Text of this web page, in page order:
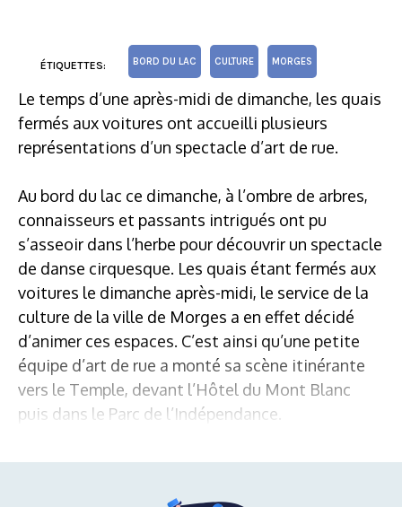
ÉTIQUETTES: BORD DU LAC CULTURE MORGES
Le temps d’une après-midi de dimanche, les quais
fermés aux voitures ont accueilli plusieurs
représentations d’un spectacle d’art de rue.
Au bord du lac ce dimanche, à l’ombre de arbres,
connaisseurs et passants intrigués ont pu
s’asseoir dans l’herbe pour découvrir un spectacle
de danse cirquesque. Les quais étant fermés aux
voitures le dimanche après-midi, le service de la
culture de la ville de Morges a en effet décidé
d’animer ces espaces. C’est ainsi qu’une petite
équipe d’art de rue a monté sa scène itinérante
vers le Temple, devant l’Hôtel du Mont Blanc
puis dans le Parc de l’Indépendance.